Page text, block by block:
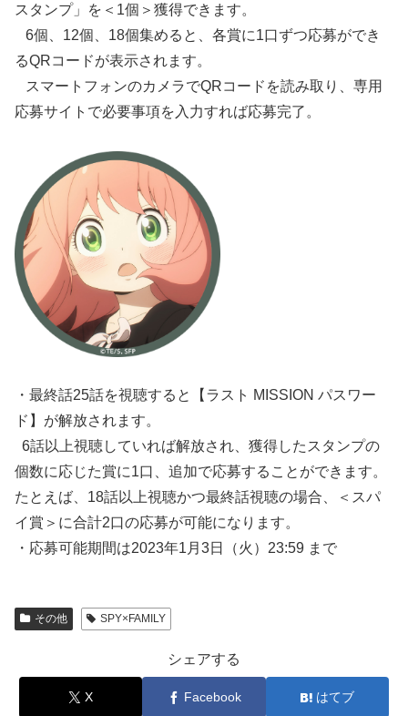
スタンプ」を＜1個＞獲得できます。
6個、12個、18個集めると、各賞に1⼝ずつ応募ができ
るQRコードが表⽰されます。
スマートフォンのカメラでQRコードを読み取り、専⽤
応募サイトで必要事項を⼊⼒すれば応募完了。
・最終話25話を視聴すると【ラスト MISSION パスワー
ド】が解放されます。
6話以上視聴していれば解放され、獲得したスタンプの
個数に応じた賞に1⼝、追加で応募することができます。
たとえば、18話以上視聴かつ最終話視聴の場合、＜スパ
イ賞＞に合計2⼝の応募が可能になります。
・応募可能期間は2023年1⽉3⽇（⽕）23:59 まで
その他 SPY×FAMILY
シェアする
X Facebook はてブ